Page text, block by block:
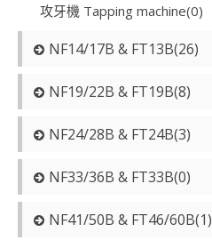
攻牙機 Tapping machine(0)
NF14/17B & FT13B(26)
NF19/22B & FT19B(8)
NF24/28B & FT24B(3)
NF33/36B & FT33B(0)
NF41/50B & FT46/60B(1)